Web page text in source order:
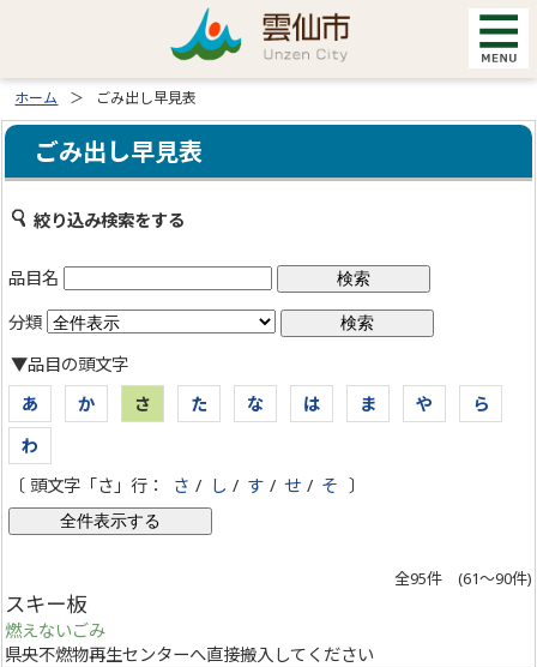
ホーム ごみ出し早見表
ごみ出し早見表
絞り込み検索をする
品目名
分類
▼品目の頭文字
あ
か さ た な は ま や
ら
わ
〔 頭文字「さ」行：
さ / し / す / せ / そ 〕
全95件 (61～90件)
スキー板
燃えないごみ
県央不燃物再生センターへ直接搬入してください